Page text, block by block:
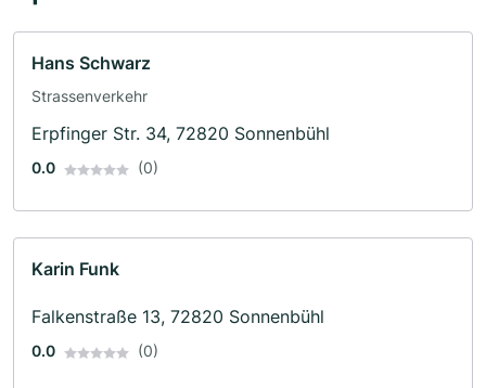
Hans Schwarz
Strassenverkehr
Erpfinger Str. 34, 72820 Sonnenbühl
0.0 (0)
Karin Funk
Falkenstraße 13, 72820 Sonnenbühl
0.0 (0)